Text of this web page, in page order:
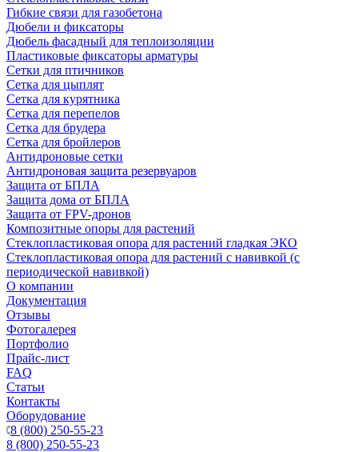
Гибкие связи для газобетона
Дюбели и фиксаторы
Дюбель фасадный для теплоизоляции
Пластиковые фиксаторы арматуры
Сетки для птичников
Сетка для цыплят
Сетка для курятника
Сетка для перепелов
Сетка для брудера
Сетка для бройлеров
Антидроновые сетки
Антидроновая защита резервуаров
Защита от БПЛА
Защита дома от БПЛА
Защита от FPV-дронов
Композитные опоры для растений
Стеклопластиковая опора для растений гладкая ЭКО
Стеклопластиковая опора для растений с навивкой (с
периодической навивкой)
О компании
Документация
Отзывы
Фотогалерея
Портфолио
Прайс-лист
FAQ
Статьи
Контакты
Оборудование
8 (800) 250-55-23
8 (800) 250-55-23